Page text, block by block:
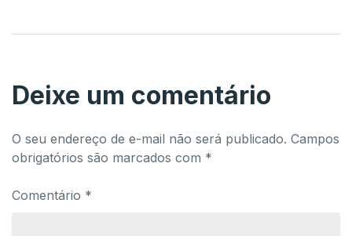
Deixe um comentário
O seu endereço de e-mail não será publicado. Campos
obrigatórios são marcados com *
Comentário *